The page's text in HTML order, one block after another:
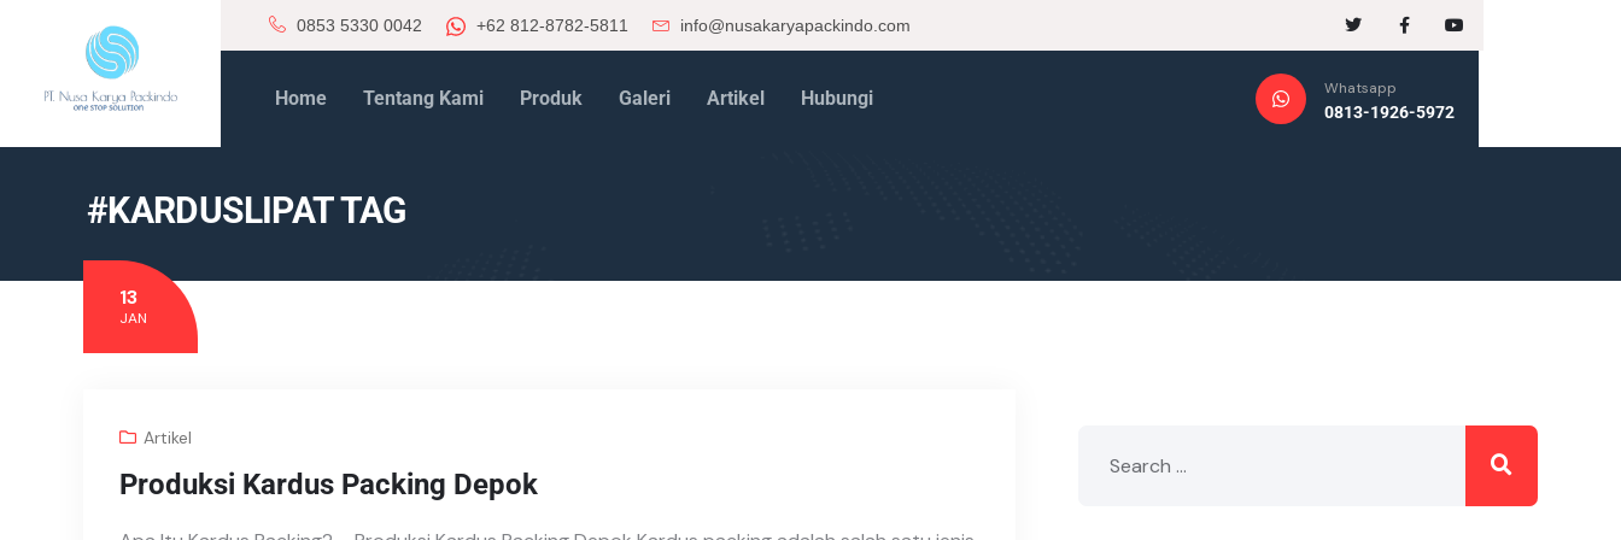
0853 5330 0042 +62 812-8782-5811 info@nusakaryapackindo.com
Home Tentang Kami Produk Galeri Artikel Hubungi
Whatsapp
0813-1926-5972
#KARDUSLIPAT TAG
13
JAN
Artikel
Produksi Kardus Packing Depok